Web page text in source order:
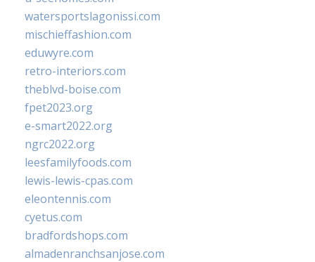
watersportslagonissi.com
mischieffashion.com
eduwyre.com
retro-interiors.com
theblvd-boise.com
fpet2023.org
e-smart2022.org
ngrc2022.org
leesfamilyfoods.com
lewis-lewis-cpas.com
eleontennis.com
cyetus.com
bradfordshops.com
almadenranchsanjose.com